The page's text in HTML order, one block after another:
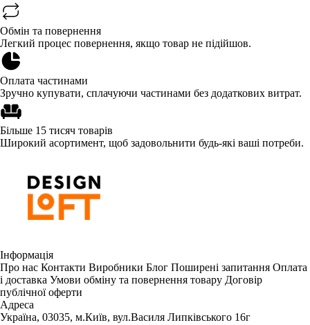
Обмін та повернення
Легкий процес повернення, якщо товар не підійшов.
Оплата частинами
Зручно купувати, сплачуючи частинами без додаткових витрат.
Більше 15 тисяч товарів
Широкий асортимент, щоб задовольнити будь-які ваші потреби.
Інформація
Про нас Контакти Виробники Блог Поширені запитання Оплата
і доставка Умови обміну та повернення товару Договір
публічної оферти
Адреса
Україна, 03035, м.Київ, вул.Василя Липківського 16г